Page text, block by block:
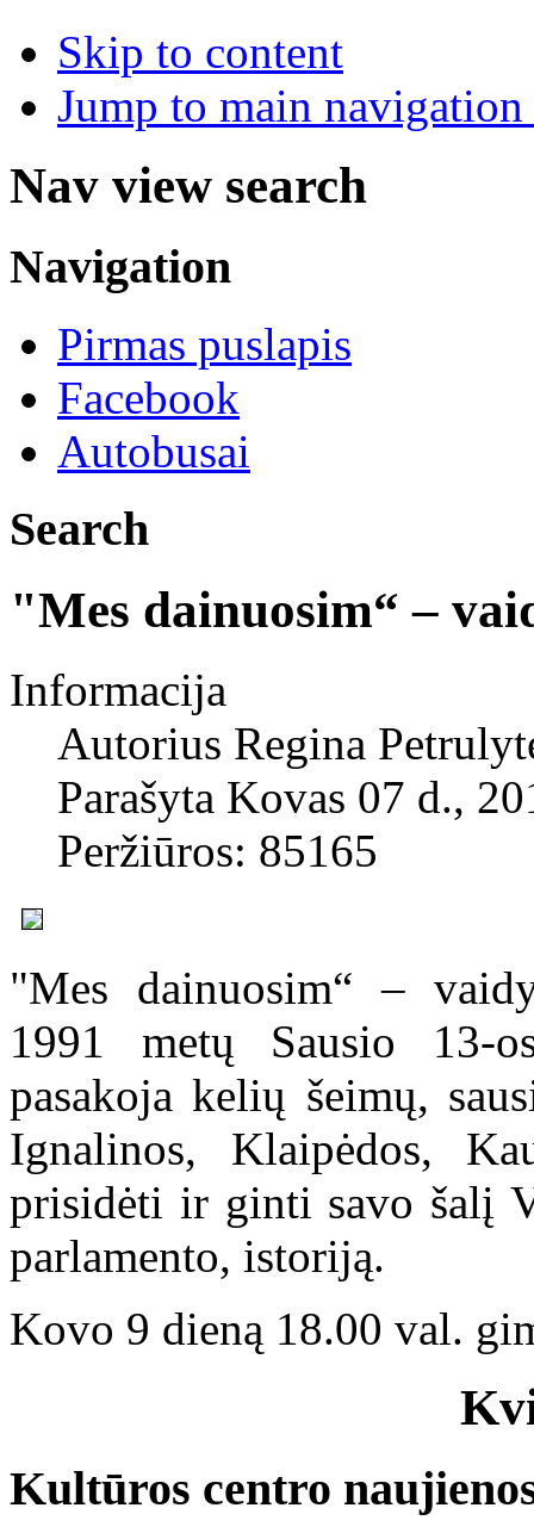
Skip to content
Jump to main
Nav view search
Navigation
Pirmas puslapis
Facebook
Autobusai
Search
"Mes dainuosim“ –
Informacija
Autorius Regina
Parašyta Kovas 07 d.,
Peržiūros: 85165
"Mes dainuosim“ –
1991 metų Sausio 13-
pasakoja kelių šeimų,
Ignalinos, Klaipėdos,
prisidėti ir ginti savo šalį
parlamento, istoriją.
Kovo 9 dieną 18.00 val.
Kultūros centro